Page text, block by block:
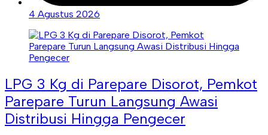
4 Agustus 2026
LPG 3 Kg di Parepare Disorot, Pemkot
Parepare Turun Langsung Awasi
Distribusi Hingga Pengecer